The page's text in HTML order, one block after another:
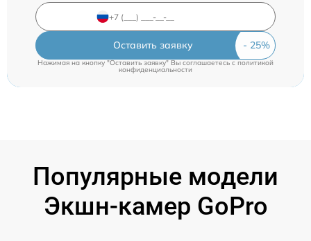
Оставить заявку
Нажимая на кнопку "Оставить заявку" Вы соглашаетесь c политикой
конфиденциальности
Популярные модели
Экшн-камер GoPro